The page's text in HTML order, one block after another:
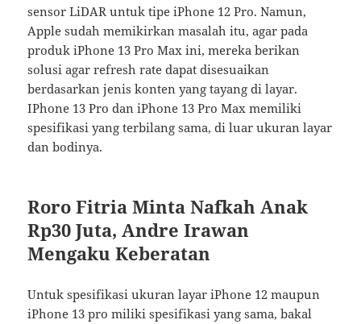
sensor LiDAR untuk tipe iPhone 12 Pro. Namun,
Apple sudah memikirkan masalah itu, agar pada
produk iPhone 13 Pro Max ini, mereka berikan
solusi agar refresh rate dapat disesuaikan
berdasarkan jenis konten yang tayang di layar.
IPhone 13 Pro dan iPhone 13 Pro Max memiliki
spesifikasi yang terbilang sama, di luar ukuran layar
dan bodinya.
Roro Fitria Minta Nafkah Anak
Rp30 Juta, Andre Irawan
Mengaku Keberatan
Untuk spesifikasi ukuran layar iPhone 12 maupun
iPhone 13 pro miliki spesifikasi yang sama, bakal